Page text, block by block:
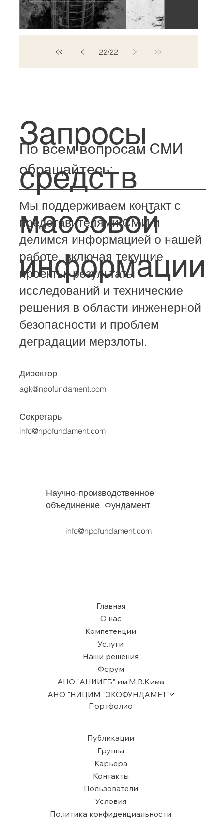
22/22
Запросы
средств
массовой
информации
Мы поддерживаем контакт с
представителями СМИ и
делимся информацией о нашей
работе, включая текущие
проекты, результаты
исследований и технические
решения в области инженерной
безопасности и проблем
деградации мерзлоты.
Директор
agk@npofundament.com
Секретарь
info@npofundament.com
По всем вопросам СМИ
обращайтесь:
Научно-производственное
объединение "Фундамент"
info@npofundament.com
Главная
О нас
Компетенции
Услуги
Наши решения
Форум
АНО "АНИИГБ" им.М.В.Кима
АНО "НИЦИМ "ЭКОФУНДАМЕТ"
Портфолио
Публикации
Группа
Карьера
Контакты
Пользователи
​Условия
Политика конфиденциальности